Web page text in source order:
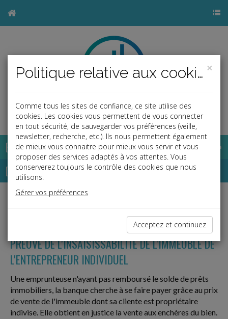
Base documentaire
Dépêches
PREUVE DE L'INSAISISSABILITÉ DE L'IMMEUBLE DE
L'ENTREPRENEUR INDIVIDUEL
Une emprunteuse n'ayant pas remboursé le solde de prêts
immobiliers, la banque cherche à se faire payer grâce au prix
de vente de l'immeuble dont sa cliente est propriétaire
indivise. Elle obtient en justice la vente aux enchères du bien.
×
Politique relative aux cookies
Comme tous les sites de confiance, ce site utilise des
cookies. Les cookies vous permettent de vous connecter
en tout sécurité, de sauvegarder vos préférences (veille,
newsletter, recherche, etc.). Ils nous permettent également
de mieux vous connaitre pour mieux vous servir et vous
proposer des services adaptés à vos attentes. Vous
conserverez toujours le contrôle des cookies que nous
utilisons.
Gérer vos préférences
Acceptez et continuez